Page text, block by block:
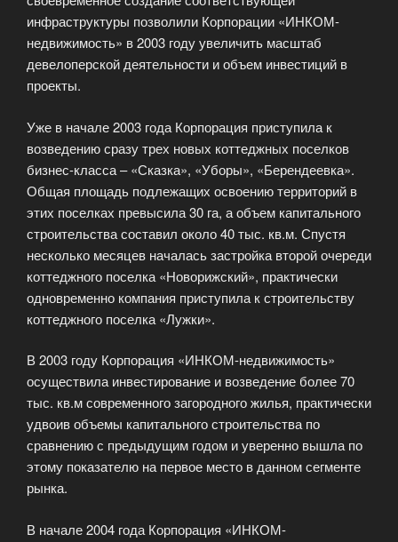
инфраструктуры позволили Корпорации «ИНКОМ-
недвижимость» в 2003 году увеличить масштаб
девелоперской деятельности и объем инвестиций в
проекты.
Уже в начале 2003 года Корпорация приступила к
возведению сразу трех новых коттеджных поселков
бизнес-класса – «Сказка», «Уборы», «Берендеевка».
Общая площадь подлежащих освоению территорий в
этих поселках превысила 30 га, а объем капитального
строительства составил около 40 тыс. кв.м. Спустя
несколько месяцев началась застройка второй очереди
коттеджного поселка «Новорижский», практически
одновременно компания приступила к строительству
коттеджного поселка «Лужки».
В 2003 году Корпорация «ИНКОМ-недвижимость»
осуществила инвестирование и возведение более 70
тыс. кв.м современного загородного жилья, практически
удвоив объемы капитального строительства по
сравнению с предыдущим годом и уверенно вышла по
этому показателю на первое место в данном сегменте
рынка.
В начале 2004 года Корпорация «ИНКОМ-